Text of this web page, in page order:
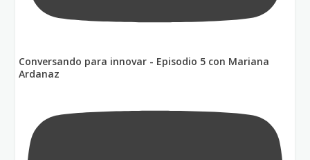
Conversando para innovar - Episodio 5 con Mariana
Ardanaz